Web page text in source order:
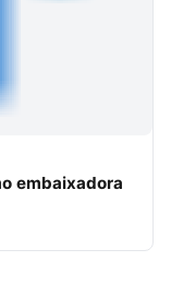
embaixadora